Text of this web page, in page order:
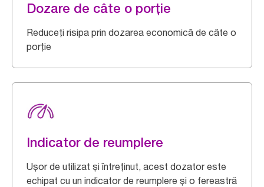
Dozare de câte o porție
Reduceți risipa prin dozarea economică de câte o
porție
Indicator de reumplere
Ușor de utilizat și întreținut, acest dozator este
echipat cu un indicator de reumplere și o fereastră